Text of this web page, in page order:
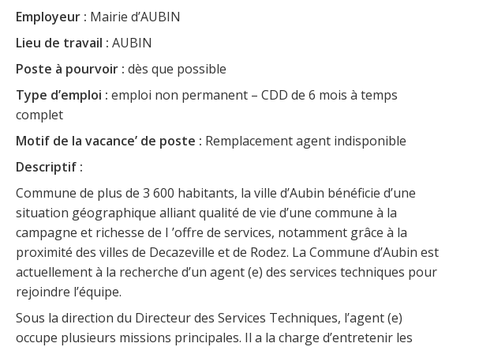
Employeur : Mairie d’AUBIN
Lieu de travail : AUBIN
Poste à pourvoir : dès que possible
Type d’emploi : emploi non permanent – CDD de 6 mois à temps
complet
Motif de la vacance’ de poste : Remplacement agent indisponible
Descriptif :
Commune de plus de 3 600 habitants, la ville d’Aubin bénéficie d’une
situation géographique alliant qualité de vie d’une commune à la
campagne et richesse de I ’offre de services, notamment grâce à la
proximité des villes de Decazeville et de Rodez. La Commune d’Aubin est
actuellement à la recherche d’un agent (e) des services techniques pour
rejoindre l’équipe.
Sous la direction du Directeur des Services Techniques, l’agent (e)
occupe plusieurs missions principales. Il a la charge d’entretenir les